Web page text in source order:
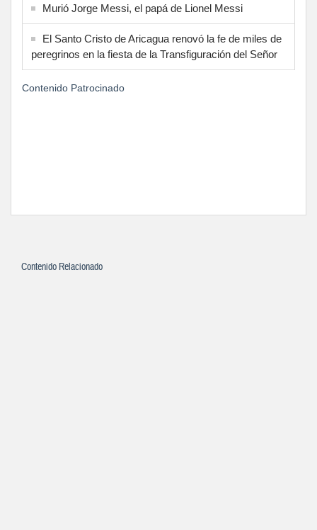
Murió Jorge Messi, el papá de Lionel Messi
El Santo Cristo de Aricagua renovó la fe de miles de
peregrinos en la fiesta de la Transfiguración del Señor
Contenido Patrocinado
Contenido Relacionado